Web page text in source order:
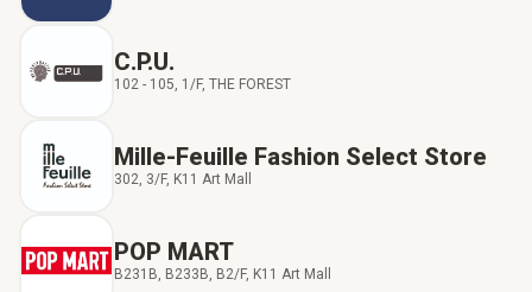
C.P.U.
102 - 105, 1/F, THE FOREST
Mille-Feuille Fashion Select Store
302, 3/F, K11 Art Mall
POP MART
B231B, B233B, B2/F, K11 Art Mall